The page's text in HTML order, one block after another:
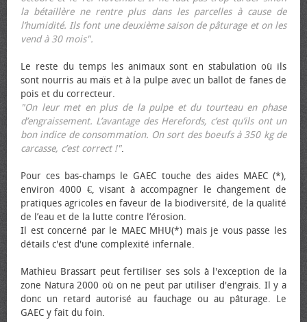
la bétaillère ne rentre plus dans les parcelles à cause de
l’humidité. Ils font une deuxième saison de pâturage et on les
vend à 30 mois".
Le reste du temps les animaux sont en stabulation où ils
sont nourris au maïs et à la pulpe avec un ballot de fanes de
pois et du correcteur.
"On leur met en plus de la pulpe et du tourteau en phase
d’engraissement. L’avantage des Herefords, c’est qu’ils ont un
bon indice de consommation. On sort des bœufs à 350 kg de
carcasse, c’est correct !".
Pour ces bas-champs le GAEC touche des aides MAEC (*),
environ 4000 €, visant à accompagner le changement de
pratiques agricoles en faveur de la biodiversité, de la qualité
de l’eau et de la lutte contre l’érosion.
Il est concerné par le MAEC MHU(*) mais je vous passe les
détails c'est d'une complexité infernale.
Mathieu Brassart peut fertiliser ses sols à l'exception de la
zone Natura 2000 où on ne peut par utiliser d'engrais. Il y a
donc un retard autorisé au fauchage ou au pâturage. Le
GAEC y fait du foin.